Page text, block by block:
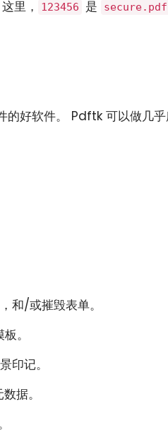
里， 123456 是 secure.pdf
好软件。 Pdftk 可以做几乎
和/或摧毁表单。
。
印记。
据。